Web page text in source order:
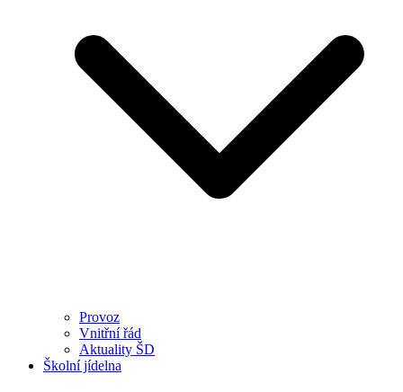
Provoz
Vnitřní řád
Aktuality ŠD
Školní jídelna